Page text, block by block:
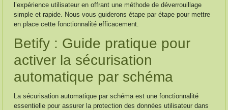
l’expérience utilisateur en offrant une méthode de déverrouillage
simple et rapide. Nous vous guiderons étape par étape pour mettre
en place cette fonctionnalité efficacement.
Betify : Guide pratique pour
activer la sécurisation
automatique par schéma
La sécurisation automatique par schéma est une fonctionnalité
essentielle pour assurer la protection des données utilisateur dans